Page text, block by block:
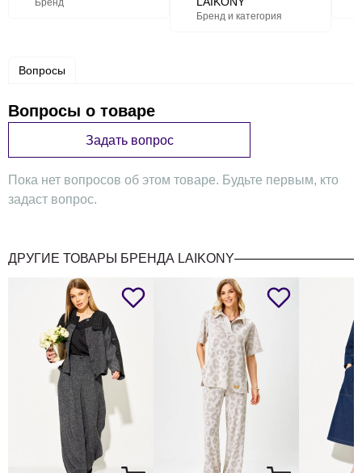
Бренд
Бренд и категория
Вопросы
Вопросы о товаре
Задать вопрос
Пока нет вопросов об этом товаре. Будьте первым, кто
задаст вопрос.
ДРУГИЕ ТОВАРЫ БРЕНДА LAIKONY